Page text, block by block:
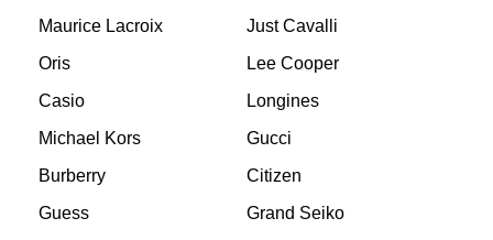
Maurice Lacroix
Just Cavalli
Oris
Lee Cooper
Casio
Longines
Michael Kors
Gucci
Burberry
Citizen
Guess
Grand Seiko